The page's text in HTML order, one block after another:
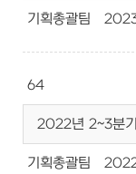
기획총괄팀
64
2022년 2~3분
기획총괄팀